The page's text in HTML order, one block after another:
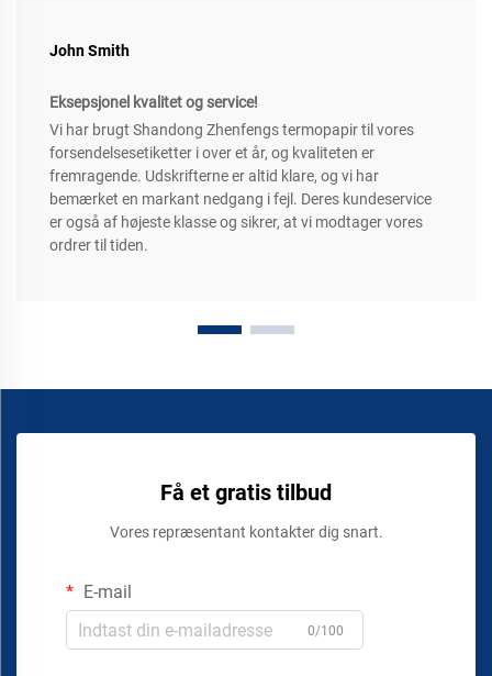
John Smith
Eksepsjonel kvalitet og service!
Vi har brugt Shandong Zhenfengs termopapir til vores
forsendelsesetiketter i over et år, og kvaliteten er
fremragende. Udskrifterne er altid klare, og vi har
bemærket en markant nedgang i fejl. Deres kundeservice
er også af højeste klasse og sikrer, at vi modtager vores
ordrer til tiden.
Få et gratis tilbud
Vores repræsentant kontakter dig snart.
E-mail
0/100